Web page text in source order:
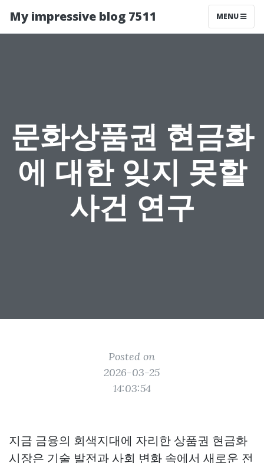
My impressive blog 7511 MENU
문화상품권 현금화
에 대한 잊지 못할
사건 연구
Posted on
2026-03-25
14:03:54
지금 금융의 회색지대에 자리한 상품권 현금화
시장은 기술 발전과 사회 변화 속에서 새로운 전